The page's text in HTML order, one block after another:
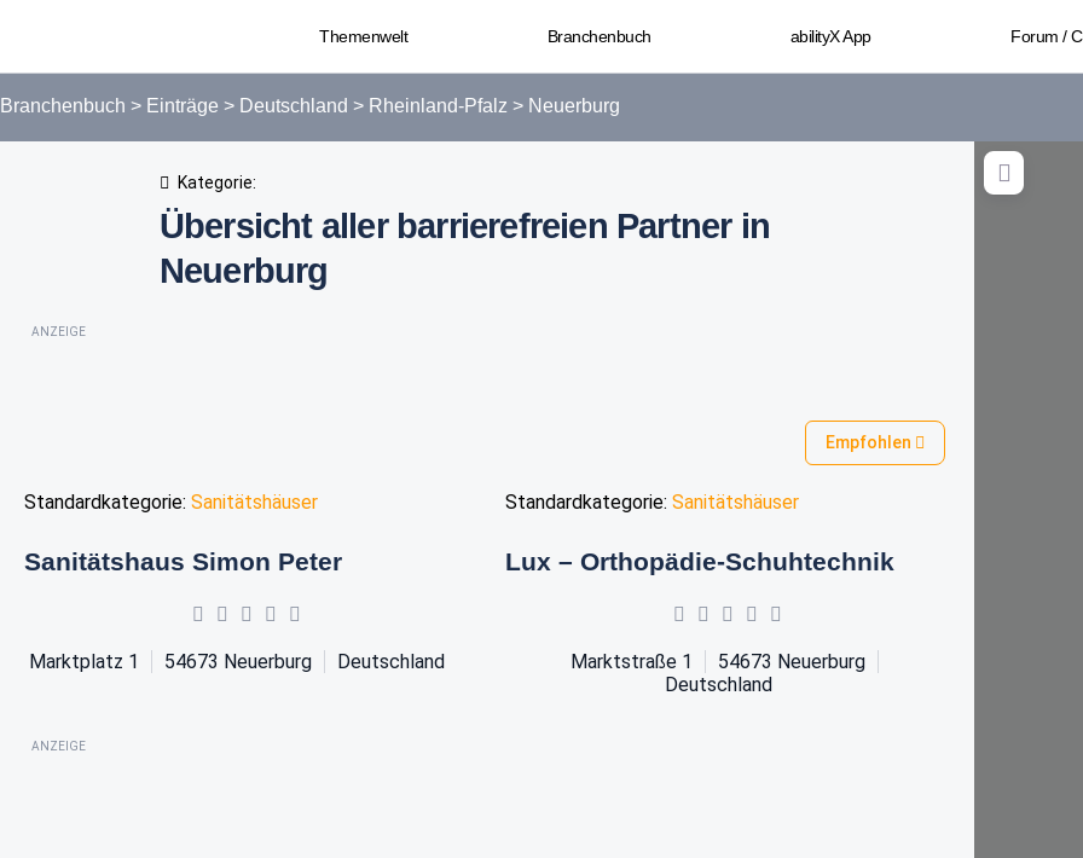
Themenwelt Branchenbuch abilityX App Forum /
Branchenbuch > Einträge > Deutschland > Rheinland-Pfalz > Neuerburg
Kategorie:
Übersicht aller barrierefreien Partner in
Neuerburg
ANZEIGE
Empfohlen
Standardkategorie: Sanitätshäuser
Sanitätshaus Simon Peter
Marktplatz 1 54673 Neuerburg Deutschland
Standardkategorie:Sanitätshäuser
Lux – Orthopädie-Schuhtechnik
Marktstraße 1 54673 Neuerburg
Deutschland
ANZEIGE